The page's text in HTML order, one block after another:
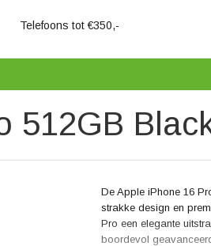
Telefoons tot €350,-
512GB
De Apple iPhone 16
strakke design en
Pro een elegante
boordevol